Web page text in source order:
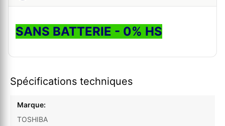
SANS BATTERIE - 0% HS
Spécifications techniques
Marque:
TOSHIBA